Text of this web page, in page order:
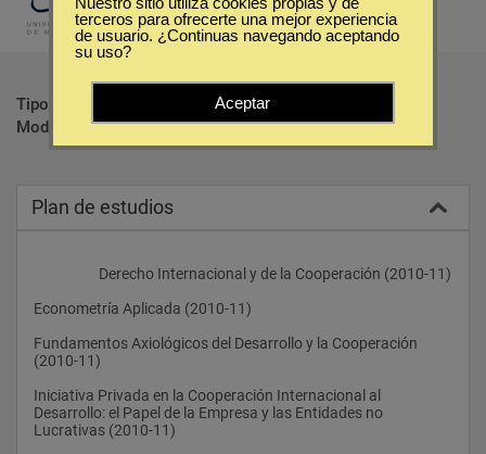
Tipo:
Maestrías
Modalidad:
Online
Plan de estudios
                    Derecho Internacional y de la Cooperación (2010-11)
Econometría Aplicada (2010-11)
Fundamentos Axiológicos del Desarrollo y la Cooperación
(2010-11)
Iniciativa Privada en la Cooperación Internacional al
Desarrollo: el Papel de la Empresa y las Entidades no
Lucrativas (2010-11)
terceros para ofrecerte una mejor experiencia
de usuario. ¿Continuas navegando aceptando
su uso?
Aceptar